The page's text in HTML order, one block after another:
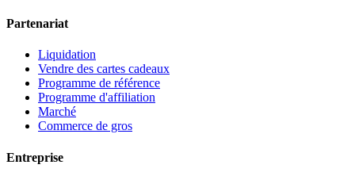
Partenariat
Liquidation
Vendre des cartes cadeaux
Programme de référence
Programme d'affiliation
Marché
Commerce de gros
Entreprise